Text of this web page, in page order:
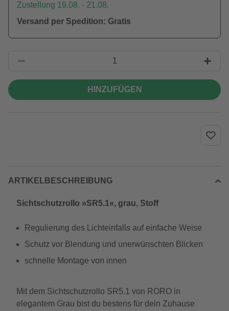
Zustellung 19.08. - 21.08.
Versand per Spedition: Gratis
HINZUFÜGEN
ARTIKELBESCHREIBUNG
Sichtschutzrollo »SR5.1«, grau, Stoff
Regulierung des Lichteinfalls auf einfache Weise
Schutz vor Blendung und unerwünschten Blicken
schnelle Montage von innen
Mit dem Sichtschutzrollo SR5.1 von RORO in
elegantem Grau bist du bestens für dein Zuhause